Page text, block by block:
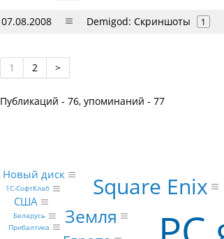
07.08.2008 Demigod: Скриншоты 1
1 2 >
Публикаций - 76, упоминаний - 77
Square Enix
Земля
Новый диск
США
1С-СофтКлаб
Беларусь
Прибалтика